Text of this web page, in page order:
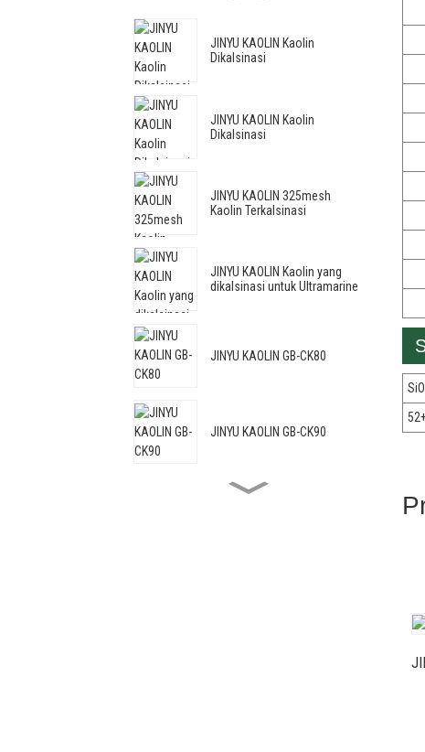
JINYU KAOLIN Kaolin
Dikalsinasi
JINYU KAOLIN Kaolin
Dikalsinasi
JINYU KAOLIN 325mesh
Kaolin Terkalsinasi
JINYU KAOLIN Kaolin yang
dikalsinasi untuk Ultramarine
JINYU KAOLIN GB-CK80
JINYU KAOLIN GB-CK90